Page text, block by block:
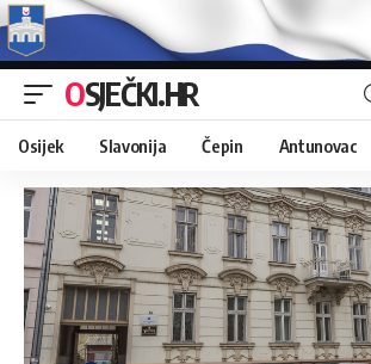
OSJEČKI.HR
Osijek Slavonija Čepin Antunovac